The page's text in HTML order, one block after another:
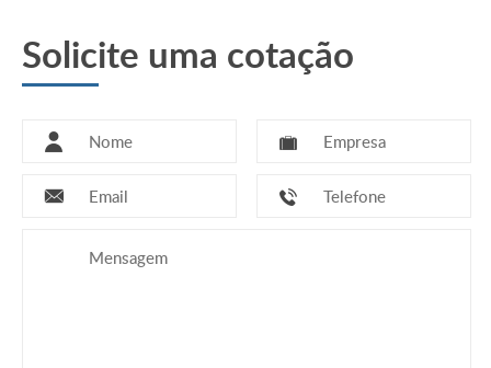
Transformador Isolador
Medições
Potência de Saída em kW
Tensão de Saída
Frequência de Saída
Solicite uma cotação